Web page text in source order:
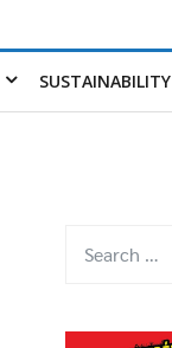
SUSTAINABILITY